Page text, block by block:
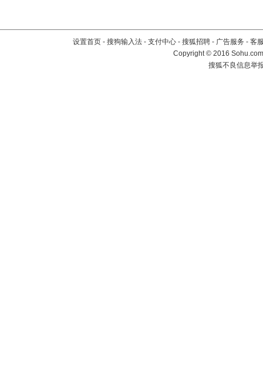
设置首页 - 搜狗输入法 - 支付中心 - 搜狐招聘 - 广告服务 - 客
Copyright©2016
搜狐不良信息举